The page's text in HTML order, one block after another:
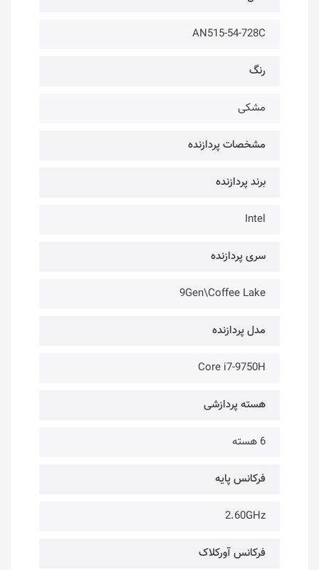
AN515-54-728C
رنگ
مشکی
مشخصات پردازنده
برند پردازنده
Intel
سری پردازنده
9Gen\Coffee Lake
مدل پردازنده
Core i7-9750H
هسته پردازشی
6 هسته
فرکانس پایه
2.60GHz
فرکانس آورکلاک